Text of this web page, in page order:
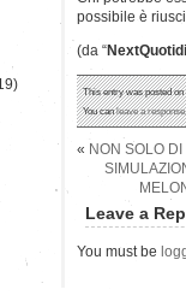
possibile è
(da “
This entry was posted
You canleave a response
« NON SOLO
Leave a
You must be